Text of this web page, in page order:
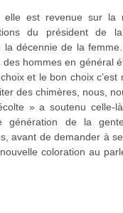
elle est revenue sur la
du président de
la décennie de la
hommes en général
et le bon choix
des chimères, nous,
» a soutenu celle-
génération de la
avant de demander à
coloration au